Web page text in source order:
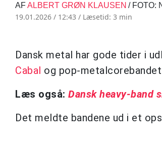
AFALBERT GRØN KLAUSEN / FOTO:
19.01.2026 / 12:43 / Læsetid: 3 min
Dansk metal har gode tider i
Cabal og pop-metalcorebandet
Læs også: Dansk heavy-band
Det meldte bandene ud i et